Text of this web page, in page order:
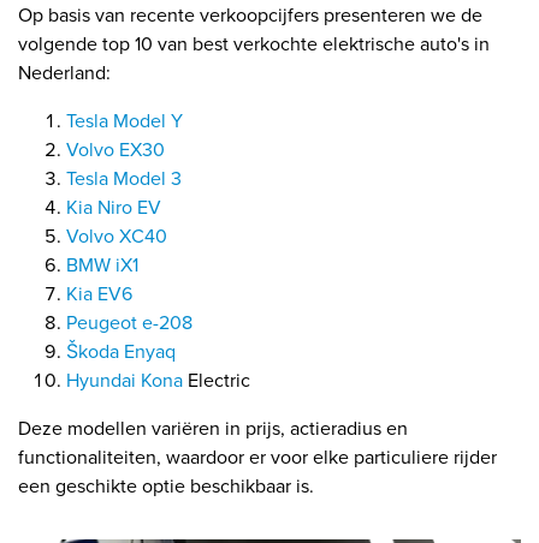
Op basis van recente verkoopcijfers presenteren we de
volgende top 10 van best verkochte elektrische auto's in
Nederland:
Tesla Model Y
Volvo EX30
Tesla Model 3
Kia Niro EV
Volvo XC40
BMW iX1
Kia EV6
Peugeot e-208
Škoda Enyaq
Hyundai Kona Electric
Deze modellen variëren in prijs, actieradius en
functionaliteiten, waardoor er voor elke particuliere rijder
een geschikte optie beschikbaar is.